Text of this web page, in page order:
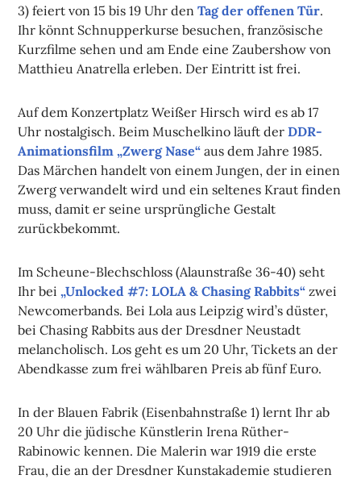
3) feiert von 15 bis 19 Uhr denTag der offenen Tür.
Ihr könnt Schnupperkurse besuchen, französische
Kurzfilme sehen und am Ende eine Zaubershow von
Matthieu Anatrella erleben. Der Eintritt ist frei.
Auf dem Konzertplatz Weißer Hirsch wird es ab 17
Uhr nostalgisch. Beim Muschelkino läuft derDDR-
Animationsfilm „Zwerg Nase“ aus dem Jahre 1985.
Das Märchen handelt von einem Jungen, der in einen
Zwerg verwandelt wird und ein seltenes Kraut finden
muss, damit er seine ursprüngliche Gestalt
zurückbekommt.
Im Scheune-Blechschloss (Alaunstraße 36-40) seht
Ihr bei„Unlocked #7: LOLA & Chasing Rabbits“ zwei
Newcomerbands. Bei Lola aus Leipzig wird’s düster,
bei Chasing Rabbits aus der Dresdner Neustadt
melancholisch. Los geht es um 20 Uhr, Tickets an der
Abendkasse zum frei wählbaren Preis ab fünf Euro.
In der Blauen Fabrik (Eisenbahnstraße 1) lernt Ihr ab
20 Uhr die jüdische Künstlerin Irena Rüther-
Rabinowic kennen. Die Malerin war 1919 die erste
Frau, die an der Dresdner Kunstakademie studieren